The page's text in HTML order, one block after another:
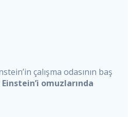
çalışma odasının baş
Einstein’i omuzlarında